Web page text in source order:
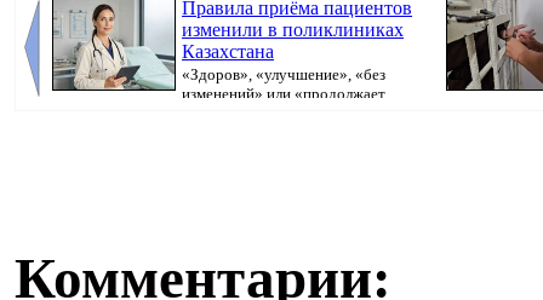
Правила приёма пациентов
изменили в поликлиниках
Казахстана
«Здоров», «улучшение», «без
изменений» или «продолжает
Комментарии: